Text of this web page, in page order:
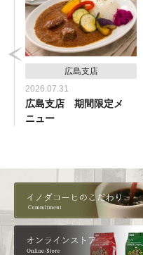
広島支店
2026.07.31
広島支店 期間限定メ
ニュー